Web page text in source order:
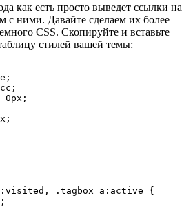
как есть просто выведет ссылки на
с ними. Давайте сделаем их более
CSS. Скопируйте и вставьте
стилей вашей темы:
0px;
.tagbox a:active {